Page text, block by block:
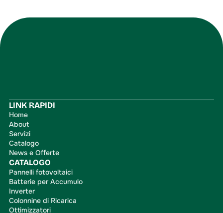
LINK RAPIDI
Home
About
Servizi
Catalogo
News e Offerte
CATALOGO
Pannelli fotovoltaici
Batterie per Accumulo
Inverter
Colonnine di Ricarica
Ottimizzatori